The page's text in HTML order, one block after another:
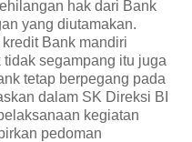
hak dari Bank
yang diutamakan.
Bank mandiri
tidak segampang itu juga
tetap berpegang pada
dalam SK Direksi BI
kegiatan
pedoman